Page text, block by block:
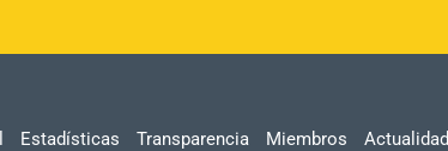
Estadísticas Transparencia Miembros Actualidad